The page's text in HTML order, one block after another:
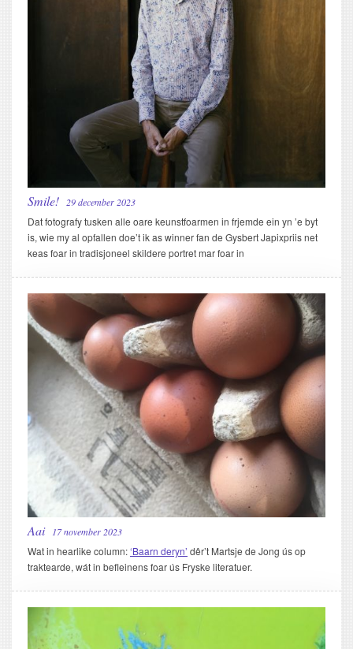
Smile! 29 december 2023
Dat fotografy tusken alle oare keunstfoarmen in frjemde ein yn ’e byt
is, wie my al opfallen doe’t ik as winner fan de Gysbert Japixpriis net
keas foar in tradisjoneel skildere portret mar foar in
Aai 17 november 2023
Wat in hearlike column:‘Baarn deryn’ dêr’t Martsje de Jong ús op
traktearde, wát in befleinens foar ús Fryske literatuer.